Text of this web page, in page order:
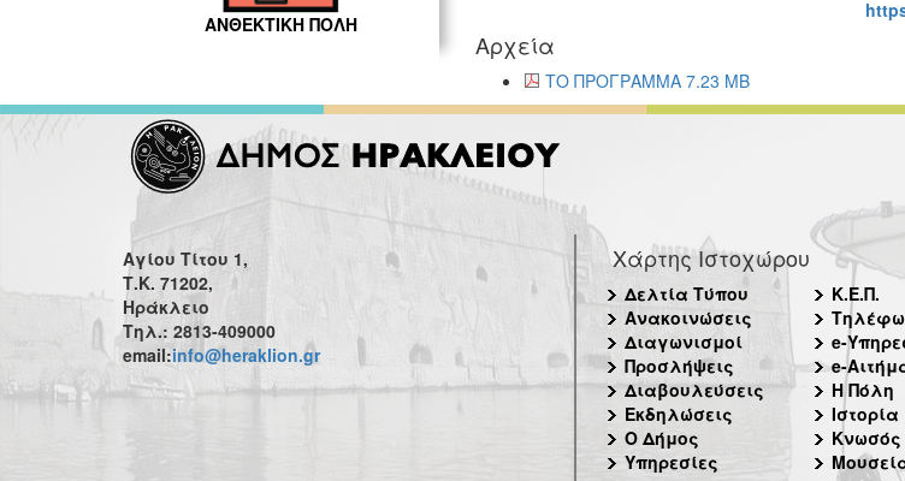
ΑΝΘΕΚΤΙΚΗ ΠΟΛΗ
Αρχεία
ΤΟ ΠΡΟΓΡΑΜΜΑ 7.23 MB
Αγίου Τίτου 1,
Τ.Κ. 71202,
Ηράκλειο
Τηλ.: 2813-409000
email:info@heraklion.gr
Χάρτης Ιστοχώρου
Δελτία Τύπου
Ανακοινώσεις
Διαγωνισμοί
Προσλήψεις
Διαβουλεύσεις
Εκδηλώσεις
Ο Δήμος
Υπηρεσίες
Κ.Ε.Π.
e-
e-
Η Πόλη
Ιστορία
Κνωσός